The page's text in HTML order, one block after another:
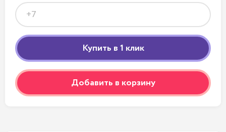
Добавить в корзину